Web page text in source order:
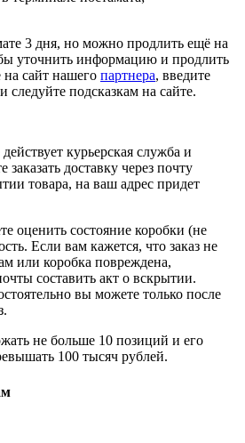
3 дня, но можно продлить ещё на
уточнить информацию и продлить
на сайт нашего партнера, введите
следуйте подсказкам на сайте.
курьерская служба и
доставку через почту
товара, на ваш адрес придет
оценить состояние коробки (не
Если вам кажется, что заказ не
или коробка повреждена,
составить акт о вскрытии.
вы можете только после
не больше 10 позиций и его
100 тысяч рублей.